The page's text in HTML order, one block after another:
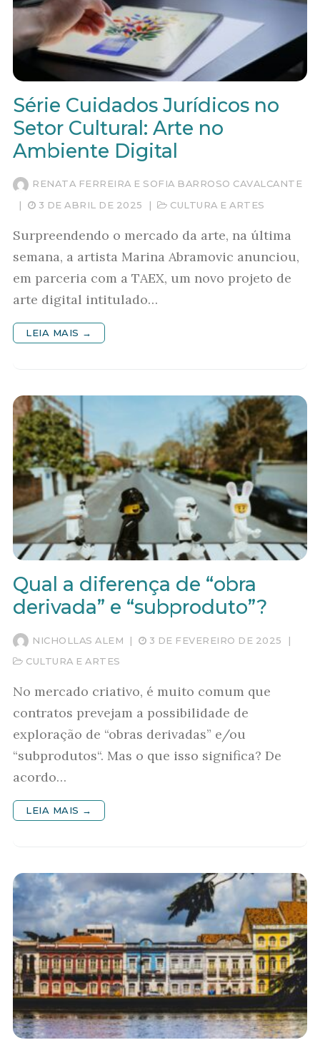
Série Cuidados Jurídicos no
Setor Cultural: Arte no
Ambiente Digital
RENATA FERREIRA E SOFIA BARROSO CAVALCANTE
|
3 DE ABRIL DE 2025 | CULTURA E ARTES
Surpreendendo o mercado da arte, na última
semana, a artista Marina Abramovic anunciou,
em parceria com a TAEX, um novo projeto de
arte digital intitulado…
LEIA MAIS →
Qual a diferença de “obra
derivada” e “subproduto”?
NICHOLLAS ALEM | 3 DE FEVEREIRO DE 2025
|
CULTURA E ARTES
No mercado criativo, é muito comum que
contratos prevejam a possibilidade de
exploração de “obras derivadas” e/ou
“subprodutos“. Mas o que isso significa? De
acordo…
LEIA MAIS →